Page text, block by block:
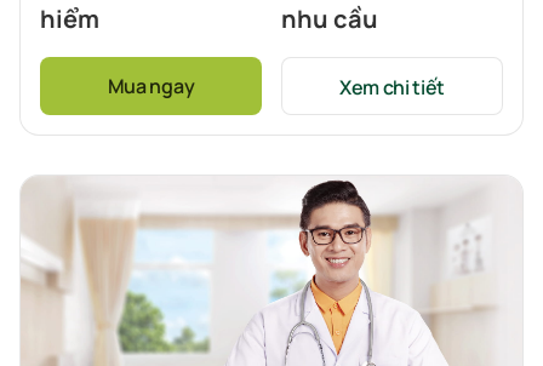
hiểm
nhu cầu
Mua ngay Xem chi tiết